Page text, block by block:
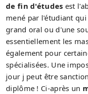
de fin d'études est
mené par l'étudiant
grand oral ou d'une
essentiellement les
également pour
spécialisées. Une
jour j peut être
diplôme ! Ci-après un